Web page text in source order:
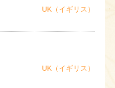
UK（イギリス）
UK（イギリス）